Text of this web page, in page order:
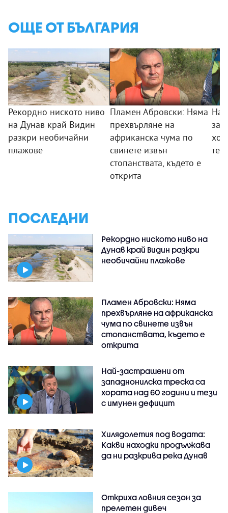
ОЩЕ ОТ БЪЛГАРИЯ
Рекордно ниското ниво
на Дунав край Видин
разкри необичайни
плажове
Пламен Абровски: Няма
прехвърляне на
африканска чума по
свинете извън
стопанствата, където е
открита
ПОСЛЕДНИ
Рекордно ниското ниво на
Дунав край Видин разкри
необичайни плажове
Пламен Абровски: Няма
прехвърляне на африканска
чума по свинете извън
стопанствата, където е
открита
Най-застрашени от
западнонилска треска са
хората над 60 години и тези
с имунен дефицит
Хилядолетия под водата:
Какви находки продължава
да ни разкрива река Дунав
Откриха ловния сезон за
прелетен дивеч